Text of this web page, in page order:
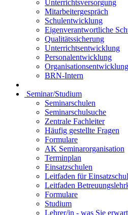
Unterrichtsversorgung
Mitarbeitergespräch
Schulentwicklung
Eigenverantwortliche
Qualitätssicherung
Unterrichtsentwicklung
Personalentwicklung
Organisationsentwicklung
BRN-Intern
Seminar/Studium
Seminarschulen
Seminarschulsuche
Zentrale Fachleiter
Häufig gestellte Fragen
Formulare
AK Seminarorganisation
Terminplan
Einsatzschulen
Leitfaden für
Leitfaden
Formulare
Studium
Lehrer/in - was Sie